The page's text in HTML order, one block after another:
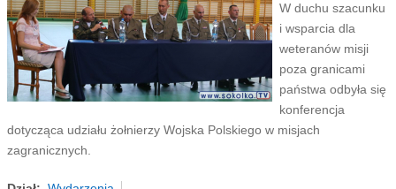
W duchu szacunku
i wsparcia dla
weteranów misji
poza granicami
państwa odbyła się
konferencja
dotycząca udziału żołnierzy Wojska Polskiego w misjach
zagranicznych.